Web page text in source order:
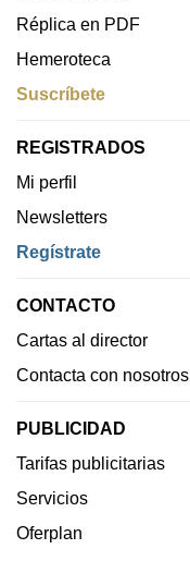
Réplica en PDF
Hemeroteca
Suscríbete
REGISTRADOS
Mi perfil
Newsletters
Regístrate
CONTACTO
Cartas al director
Contacta con nosotros
PUBLICIDAD
Tarifas publicitarias
Servicios
Oferplan